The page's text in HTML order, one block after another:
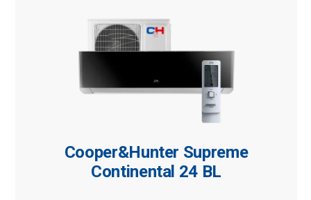
Cooper&Hunter Supreme
Continental 24 BL